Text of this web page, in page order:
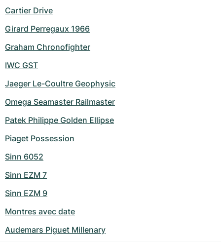
Cartier Drive
Girard Perregaux 1966
Graham Chronofighter
IWC GST
Jaeger Le-Coultre Geophysic
Omega Seamaster Railmaster
Patek Philippe Golden Ellipse
Piaget Possession
Sinn 6052
Sinn EZM 7
Sinn EZM 9
Montres avec date
Audemars Piguet Millenary